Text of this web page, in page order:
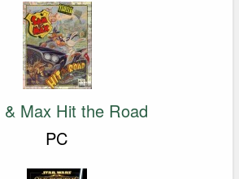
& Max Hit the Road
PC